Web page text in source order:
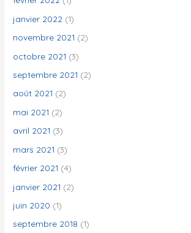
janvier 2022 (1)
novembre 2021 (2)
octobre 2021 (3)
septembre 2021 (2)
août 2021 (2)
mai 2021 (2)
avril 2021 (3)
mars 2021 (3)
février 2021 (4)
janvier 2021 (2)
juin 2020 (1)
septembre 2018 (1)